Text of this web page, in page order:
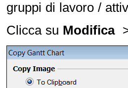
gruppi di lavoro /
Clicca su Modifica